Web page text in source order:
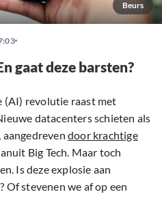
Beurs
gaat deze barsten?
revolutie raast met
datacenters schieten als
door krachtige
Big Tech. Maar toch
Is deze explosie aan
Of stevenen we af op een